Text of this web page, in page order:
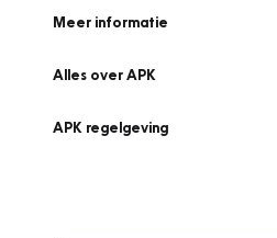
Meer informatie
Alles over APK
APK regelgeving